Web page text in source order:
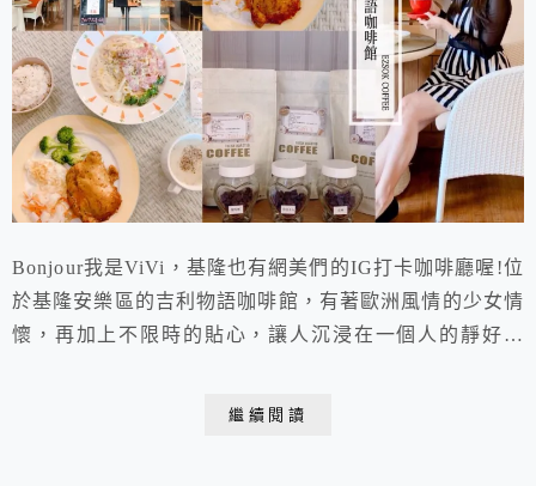
Bonjour我是ViVi，基隆也有網美們的IG打卡咖啡廳喔!位
於基隆安樂區的吉利物語咖啡館，有著歐洲風情的少女情
懷，再加上不限時的貼心，讓人沉浸在一個人的靜好時
繼續閱讀